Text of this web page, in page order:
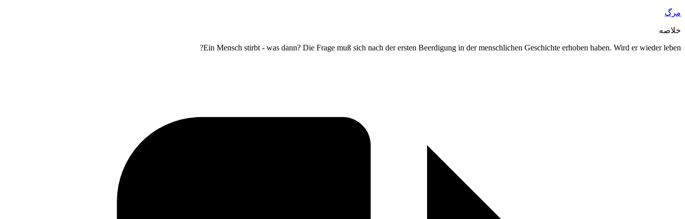
مرگ
خلاصه
Ein Mensch stirbt - was dann? Die Frage muß sich nach der ersten Beerdigung in der menschlichen Geschichte erhoben haben. Wird er wieder leben?